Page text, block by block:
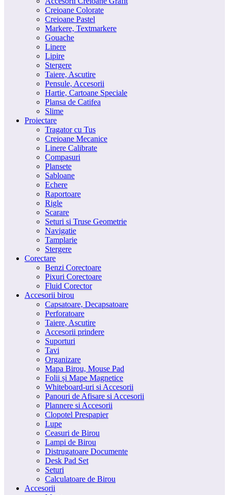
Creioane Colorate
Creioane Pastel
Markere, Textmarkere
Gouache
Linere
Lipire
Stergere
Taiere, Ascutire
Pensule, Accesorii
Hartie, Cartoane Speciale
Plansa de Catifea
Slime
Proiectare
Tragator cu Tus
Creioane Mecanice
Linere Calibrate
Compasuri
Plansete
Sabloane
Echere
Raportoare
Rigle
Scarare
Seturi si Truse Geometrie
Navigatie
Tamplarie
Stergere
Corectare
Benzi Corectoare
Pixuri Corectoare
Fluid Corector
Accesorii birou
Capsatoare, Decapsatoare
Perforatoare
Taiere, Ascutire
Accesorii prindere
Suporturi
Tavi
Organizare
Mapa Birou, Mouse Pad
Folii și Mape Magnetice
Whiteboard-uri si Accesorii
Panouri de Afisare si Accesorii
Plannere si Accesorii
Clopotel Prespapier
Lupe
Ceasuri de Birou
Lampi de Birou
Distrugatoare Documente
Desk Pad Set
Seturi
Calculatoare de Birou
Accesorii